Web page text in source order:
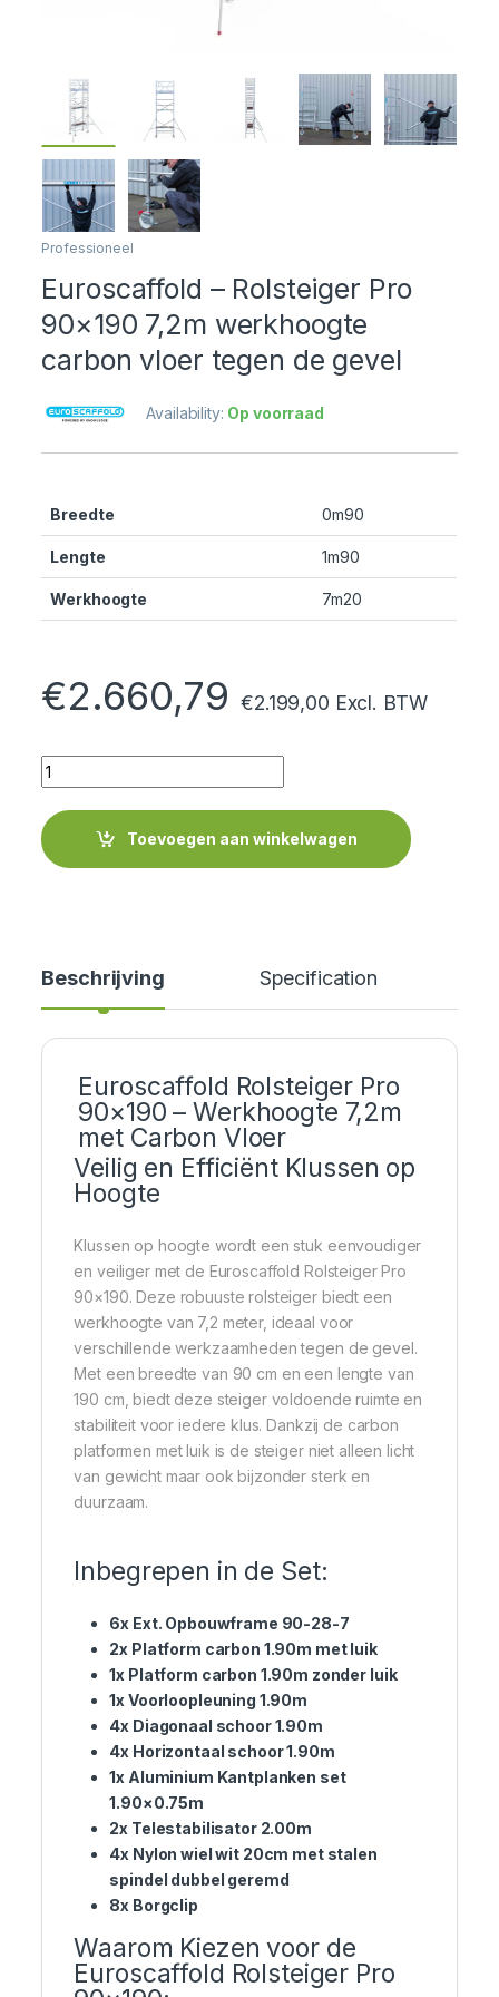
Professioneel
Euroscaffold – Rolsteiger Pro
90×190 7,2m werkhoogte
carbon vloer tegen de gevel
Availability: Op voorraad
Breedte 0m90
Lengte 1m90
Werkhoogte 7m20
€2.660,79 €2.199,00 Excl. BTW
Quantity
Toevoegen aan winkelwagen
Beschrijving Specification
Euroscaffold Rolsteiger Pro
90×190 – Werkhoogte 7,2m
met Carbon Vloer
Veilig en Efficiënt Klussen op
Hoogte
Klussen op hoogte wordt een stuk eenvoudiger
en veiliger met de Euroscaffold Rolsteiger Pro
90×190. Deze robuuste rolsteiger biedt een
werkhoogte van 7,2 meter, ideaal voor
verschillende werkzaamheden tegen de gevel.
Met een breedte van 90 cm en een lengte van
190 cm, biedt deze steiger voldoende ruimte en
stabiliteit voor iedere klus. Dankzij de carbon
platformen met luik is de steiger niet alleen licht
van gewicht maar ook bijzonder sterk en
duurzaam.
Inbegrepen in de Set:
6x Ext. Opbouwframe 90-28-7
2x Platform carbon 1.90m met luik
1x Platform carbon 1.90m zonder luik
1x Voorloopleuning 1.90m
4x Diagonaal schoor 1.90m
4x Horizontaal schoor 1.90m
1x Aluminium Kantplanken set
1.90×0.75m
2x Telestabilisator 2.00m
4x Nylon wiel wit 20cm met stalen
spindel dubbel geremd
8x Borgclip
Waarom Kiezen voor de
Euroscaffold Rolsteiger Pro